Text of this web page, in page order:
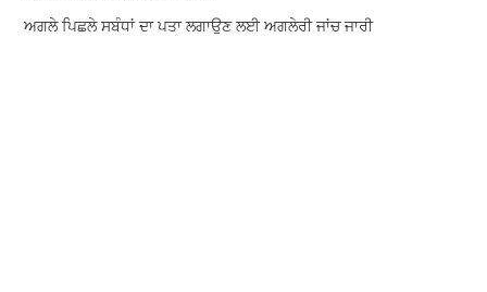
ਅਗਲੇ ਪਿਛਲੇ ਸਬੰਧਾਂ ਦਾ ਪਤਾ ਲਗਾਉਣ ਲਈ ਅਗਲੇਰੀ ਜਾਂਚ ਜਾਰੀ